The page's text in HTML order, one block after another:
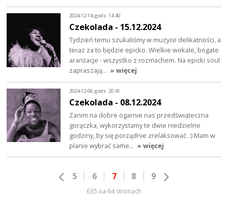
2024-12-14, godz. 14:40
Czekolada - 15.12.2024
Tydzień temu szukaliśmy w muzyce delikatności, a
teraz za to będzie epicko. Wielkie wokale, bogate
aranżacje - wszystko z rozmachem. Na epicki soul
zapraszają… » więcej
2024-12-06, godz. 20:41
Czekolada - 08.12.2024
Zanim na dobre ogarnie nas przedświąteczna
gorączka, wykorzystamy te dwie niedzielne
godziny, by się porządnie zrelaksować. :) Mam w
planie wybrać same… » więcej
5 6 7 8 9
635 na 64 stronach